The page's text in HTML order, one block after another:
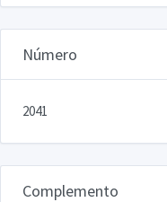
Número
2041
Complemento